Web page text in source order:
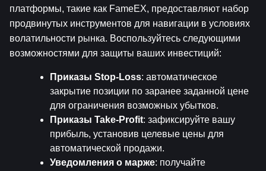
платформы, такие как FameEX, предоставляют набор
продвинутых инструментов для навигации в условиях
волатильности рынка. Воспользуйтесь следующими
возможностями для защиты ваших инвестиций:
Приказы Stop-Loss: автоматическое
закрытие позиции по заранее заданной цене
для ограничения возможных убытков.
Приказы Take-Profit: зафиксируйте вашу
прибыль, установив целевые цены для
автоматической продажи.
Уведомления о марже: получайте